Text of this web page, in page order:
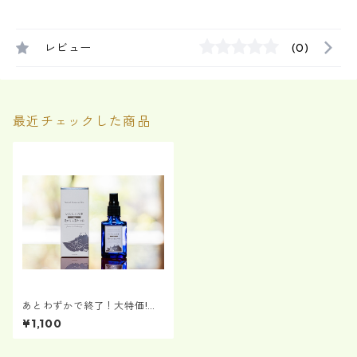
レビュー (0)
最近チェックした商品
あとわずかで終了！大特価!い
にしえの香 No.2 「遥かなる富
士の山」
¥1,100